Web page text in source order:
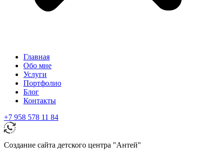
Главная
Обо мне
Услуги
Портфолио
Блог
Контакты
+7 958 578 11 84
Создание сайта детского центра "Антей"